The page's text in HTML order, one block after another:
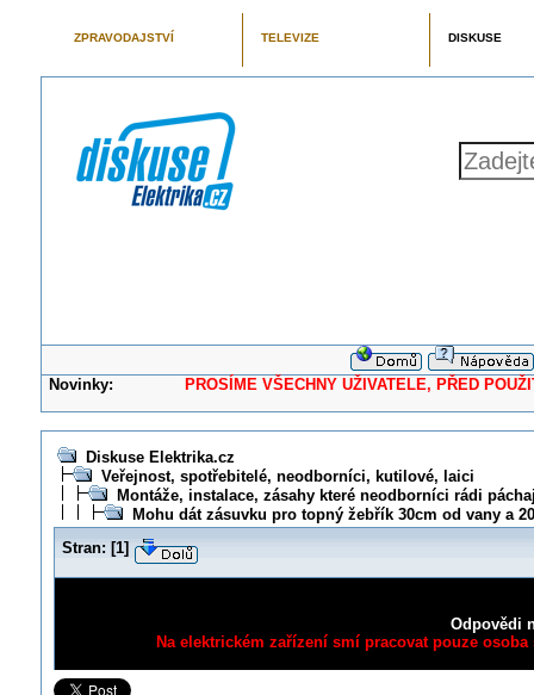
ZPRAVODAJSTVÍ TELEVIZE DISKUSE
Novinky: PROSÍME VŠECHNY UŽIVATELE, PŘED
Diskuse Elektrika.cz
Veřejnost, spotřebitelé, neodborníci, kutilové, laici
Montáže, instalace, zásahy které neodborníci rádi
Mohu dát zásuvku pro topný žebřík 30cm od vany a
Stran: [1]
Odpovědi
Na elektrickém zařízení smí pracovat pouze